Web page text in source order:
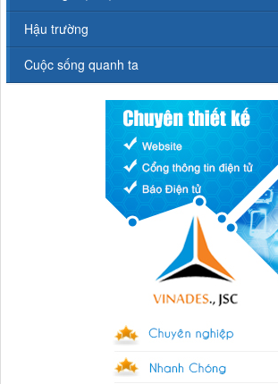
Hậu trường
Cuộc sống quanh ta